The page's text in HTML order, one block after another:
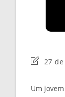
Última
post:
27
Um